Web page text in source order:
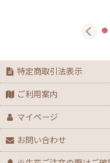
特定商取引法表示
ご利用案内
マイページ
お問い合わせ